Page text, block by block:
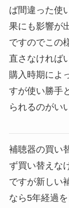
ば間違った使
果にも影響が
ですのでこの
直さなければ
購入時期によ
すが使い勝手
られるのがい
補聴器の買い
ず買い替えな
ですが新しい
なら5年経過